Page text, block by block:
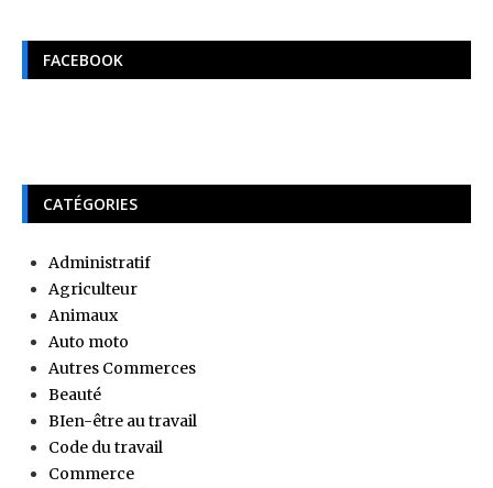
FACEBOOK
CATÉGORIES
Administratif
Agriculteur
Animaux
Auto moto
Autres Commerces
Beauté
BIen-être au travail
Code du travail
Commerce